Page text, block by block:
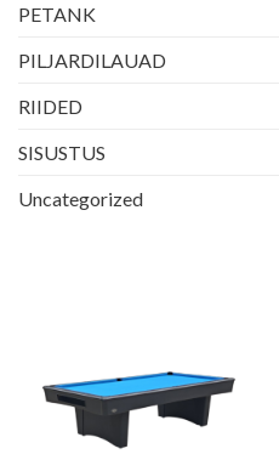
PETANK
PILJARDILAUAD
RIIDED
SISUSTUS
Uncategorized